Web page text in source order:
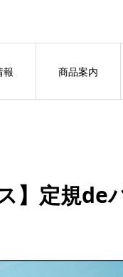
報 商品案内
】定規de